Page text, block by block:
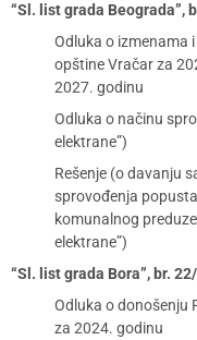
“Sl. list grada Beograda”,
Odluka o izmenama
opštine Vračar za
2027. godinu
Odluka o načinu
elektrane”)
Rešenje (o davanju
sprovođenja
komunalnog
elektrane”)
“Sl. list grada Bora”, br.
Odluka o donošenju
za 2024. godinu